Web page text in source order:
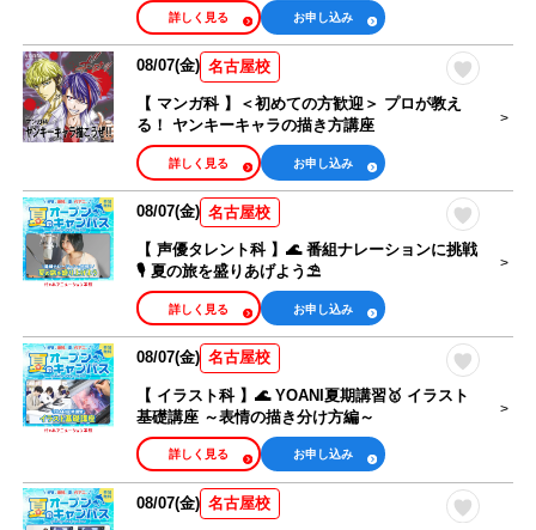
相談・見学したい
お申し込み
詳しく見る
08/07(金) 名古屋校
【 マンガ科 】＜初めての方歓迎＞ プロが教え
る！ ヤンキーキャラの描き方講座
お申し込み
詳しく見る
08/07(金) 名古屋校
【 声優タレント科 】🌊 番組ナレーションに挑戦
🎙 夏の旅を盛りあげよう⛱
お申し込み
詳しく見る
08/07(金) 名古屋校
【 イラスト科 】🌊 YOANI夏期講習🥇 イラスト
基礎講座 ～表情の描き分け方編～
お申し込み
詳しく見る
08/07(金) 名古屋校